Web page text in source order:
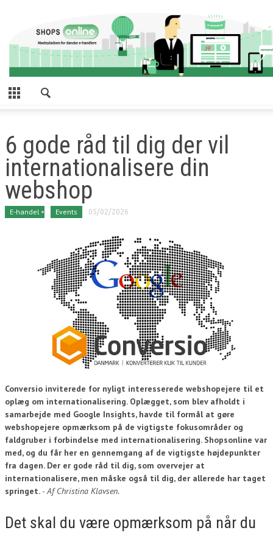
6 gode råd til dig der vil
internationalisere din
webshop
E-handel Events 05/02/2026
Conversio inviterede for nyligt interesserede webshopejere til et
oplæg om internationalisering. Oplægget, som blev afholdt i
samarbejde med Google Insights, havde til formål at gøre
webshopejere opmærksom på de vigtigste fokusområder og
faldgruber i forbindelse med internationalisering. Shopsonline var
med, og du får her en gennemgang af de vigtigste højdepunkter
fra dagen. Der er gode råd til dig, som overvejer at
internationalisere, men måske også til dig, der allerede har taget
springet. - Af Christina Klavsen.
Det skal du være opmærksom på når du